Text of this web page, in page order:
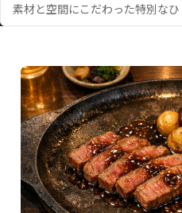
素材と空間にこだわった特別な